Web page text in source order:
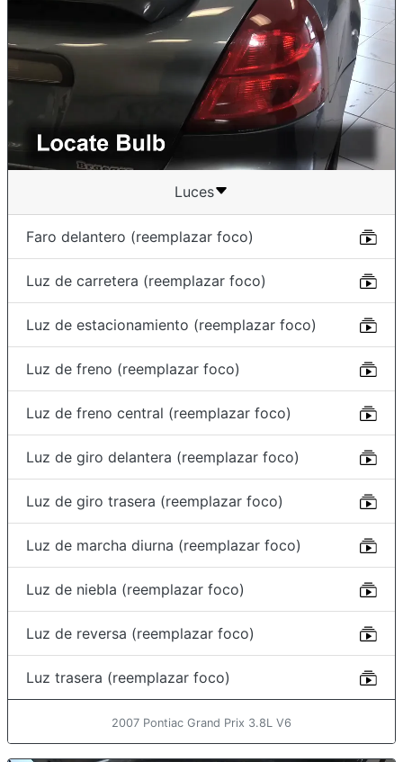
Luces
Faro delantero (reemplazar foco)
Luz de carretera (reemplazar foco)
Luz de estacionamiento (reemplazar foco)
Luz de freno (reemplazar foco)
Luz de freno central (reemplazar foco)
Luz de giro delantera (reemplazar foco)
Luz de giro trasera (reemplazar foco)
Luz de marcha diurna (reemplazar foco)
Luz de niebla (reemplazar foco)
Luz de reversa (reemplazar foco)
Luz trasera (reemplazar foco)
2007 Pontiac Grand Prix 3.8L V6